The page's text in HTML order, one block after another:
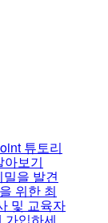
튜토리
보기
을 발견
위한 최
및 교육자